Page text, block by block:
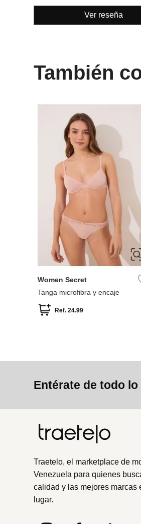
Ver reseña
También
L
M
XS
Women Secret
Tanga microfibra y encaje
Ref. 24.99
Entérate de todo
Traetelo, el marketplace de
Venezuela para quienes
calidad y las mejores marcas
lugar.